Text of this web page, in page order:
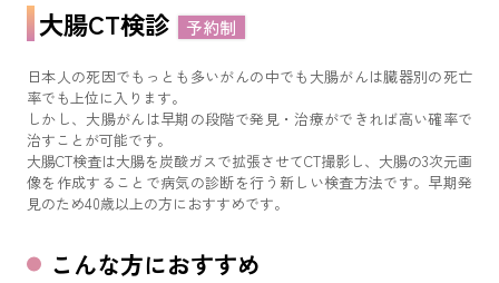
大腸CT検診 予約制
日本人の死因でもっとも多いがんの中でも大腸がんは臓器別の死亡
率でも上位に入ります。
しかし、大腸がんは早期の段階で発見・治療ができれば高い確率で
治すことが可能です。
大腸CT検査は大腸を炭酸ガスで拡張させてCT撮影し、大腸の3次元画
像を作成することで病気の診断を行う新しい検査方法です。早期発
見のため40歳以上の方におすすめです。
こんな方におすすめ